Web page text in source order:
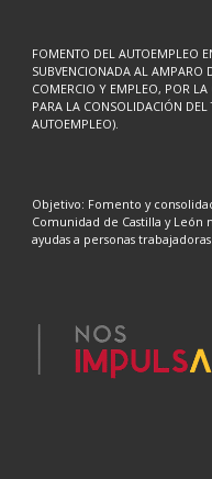
FOMENTO DEL AUTOEMPLEO
SUBVENCIONADA AL AMPARO
COMERCIO Y EMPLEO, POR LA
PARA LA CONSOLIDACIÓN
AUTOEMPLEO).
Objetivo: Fomento y
Comunidad de Castilla y
ayudas a personas